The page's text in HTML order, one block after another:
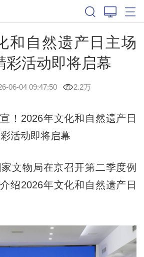
和自然遗产日主场
彩活动即将启幕
06-04 09:47:50 2.2万
2026年文化和自然遗产日
活动即将启幕
物局在京召开第二季度例
绍2026年文化和自然遗产日